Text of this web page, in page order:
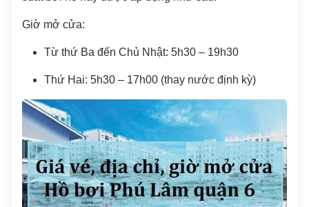
Giờ mở cửa:
Từ thứ Ba đến Chủ Nhật: 5h30 – 19h30
Thứ Hai: 5h30 – 17h00 (thay nước định kỳ)